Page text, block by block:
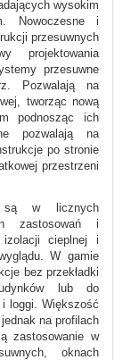
wysokim
Nowoczesne i
przesuwnych
projektowania
przesuwne
Pozwalają na
tworząc nową
podnosząc ich
pozwalają na
po stronie
przestrzeni
są w licznych
zastosowań i
cieplnej i
W gamie
bez przekładki
lub do
i loggi. Większość
na profilach
zastosowanie w
oknach